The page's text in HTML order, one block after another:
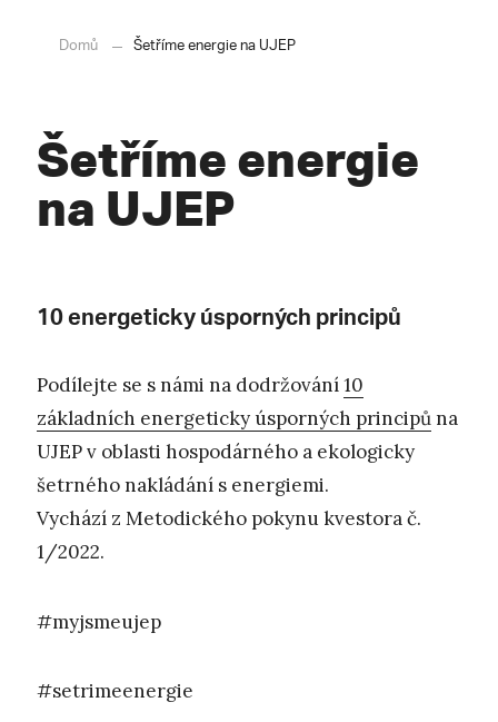
Domů Šetříme energie na UJEP
Šetříme energie
na UJEP
10 energeticky úsporných principů
Podílejte se s námi na dodržování10
základních energeticky úsporných principůna
UJEP v oblasti hospodárného a ekologicky
šetrného nakládání s energiemi.
Vychází z Metodického pokynu kvestora č.
1/2022.
#myjsmeujep
#setrimeenergie